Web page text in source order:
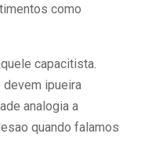
como
capacitista.
devem ipueira
analogia a
quando falamos